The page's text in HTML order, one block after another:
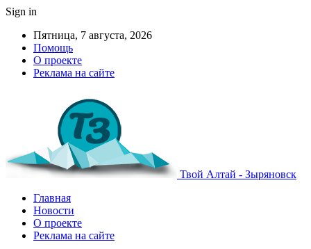
Sign in
Пятница, 7 августа, 2026
Помощь
О проекте
Реклама на сайте
Твой Алтай - Зыряновск
Главная
Новости
О проекте
Реклама на сайте